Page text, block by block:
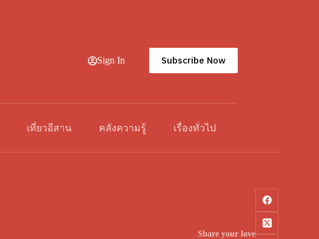
Sign In Subscribe Now
เที่ยวอีสาน คลังความรู้ เรื่องทั่วไป
Share your love